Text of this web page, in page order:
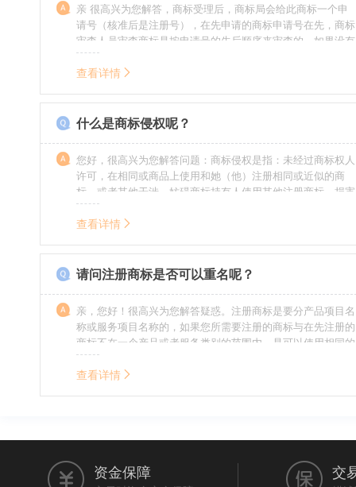
亲 很高兴为您解答，商标受理后，商标局会给此商标一个申
请号（核准后是注册号），在先申请的商标申请号在先，商标
审查人员审查商标是按申请号的先后顺序来审查的，如果没有
特殊情况（受理案件需要，被异议等），不会延迟也不会提
前。
查看详情
什么是商标侵权呢？
您好，很高兴为您解答问题：商标侵权是指：未经过商标权人
许可，在相同或商品上使用和她（他）注册相同或近似的商
标，或者其他干涉、妨碍商标持有人使用其他注册商标，损害
商标持有人合法权益的其他行为。侵权的人通常需要承担侵权
的责任，明知侵权的行为的人要承担赔偿的责任。情节严重
查看详情
请问注册商标是否可以重名呢？
亲，您好！很高兴为您解答疑惑。注册商标是要分产品项目名
称或服务项目名称的，如果您所需要注册的商标与在先注册的
商标不在一个产品或者服务类别的范围内，是可以使用相同的
名称的。希望我的回答能帮到您。
查看详情
资金保障 交